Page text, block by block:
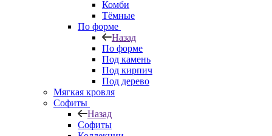
Комби
Тёмные
По форме
Назад
По форме
Под камень
Под кирпич
Под дерево
Мягкая кровля
Софиты
Назад
Софиты